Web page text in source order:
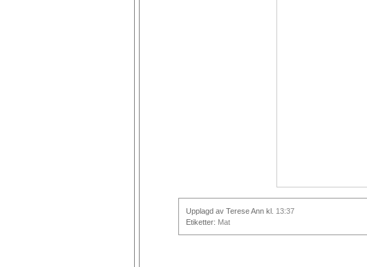
Upplagd av Terese Ann kl. 13:37
Etiketter: Mat